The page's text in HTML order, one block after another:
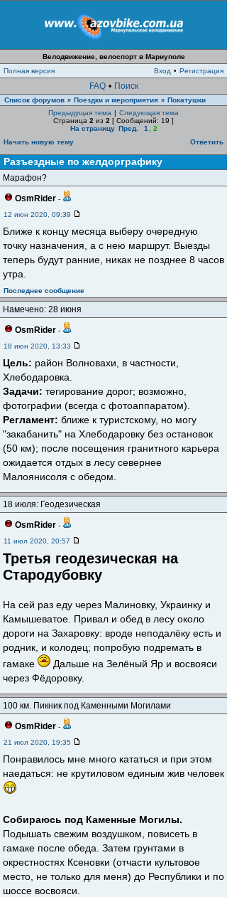
Велодвижение, велоспорт в Мариуполе
Полная версия
Вход • Регистрация
FAQ • Поиск
Список форумов » Поездки и мероприятия » Покатушки
Предыдущая тема | Следующая тема
Страница 2 из 2 [ Сообщений: 19 ]
На страницу Пред. 1
2
Начать новую тему
Ответить
Разъездные по желдорграфику
Марафон?
OsmRider -
12 июн 2020, 09:39
Ближе к концу месяца выберу очередную
точку назначения, а с нею маршрут. Выезды
теперь будут ранние, никак не позднее 8 часов
утра.
Последнее сообщение
Намечено: 28 июня
OsmRider -
18 июн 2020, 13:33
Цель: район Волновахи, в частности,
Хлебодаровка.
Задачи: тегирование дорог; возможно,
фотографии (всегда с фотоаппаратом).
Регламент: ближе к туристскому, но могу
"закабанить" на Хлебодаровку без остановок
(50 км); после посещения гранитного карьера
ожидается отдых в лесу севернее
Малоянисоля с обедом.
18 июля: Геодезическая
OsmRider -
11 июл 2020, 20:57
Третья геодезическая на
Стародубовку
На сей раз еду через Малиновку, Украинку и
Камышеватое. Привал и обед в лесу около
дороги на Захаровку: вроде неподалёку есть и
родник, и колодец; попробую подремать в
гамаке
Дальше на Зелёный Яр и восвояси
через Фёдоровку.
100 км. Пикник под Каменными Могилами
OsmRider -
21 июл 2020, 19:35
Понравилось мне много кататься и при этом
наедаться: не крутиловом единым жив человек
Собираюсь под Каменные Могилы.
Подышать свежим воздушком, повисеть в
гамаке после обеда. Затем грунтами в
окрестностях Ксеновки (отчасти культовое
место, не только для меня) до Республики и по
шоссе восвояси.